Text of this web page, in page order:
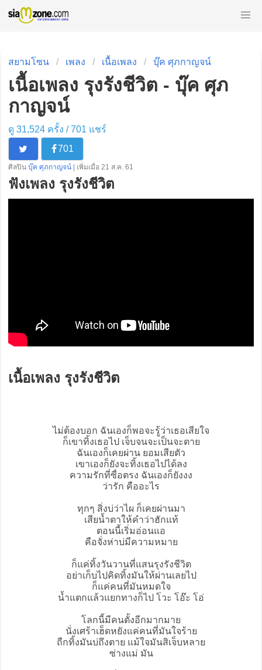
สยามโซน เพลง เนื้อเพลง บุ๊ค ศุภกาญจน์
เนื้อเพลง รุงรังชีวิต - บุ๊ค ศุภ
กาญจน์
ดู 31,524 ครั้ง /701 แชร์
701
ศิลปิน บุ๊ค ศุภกาญจน์ | เพิ่มเมื่อ 21 ส.ค. 61
ฟังเพลง รุงรังชีวิต
เนื้อเพลง รุงรังชีวิต
ไม่ต้องบอก ฉันเองก็พอจะรู้ว่าเธอเสียใจ
ก็เขาทิ้งเธอไป เจ็บจนจะเป็นจะตาย
ฉันเองก็เคยผ่าน ยอมเสียตัว
เขาเองก็ยังจะทิ้งเธอไปได้ลง
ความรักที่ซื่อตรง ฉันเองก็ยังงง
ว่ารัก คืออะไร
ทุกๆ สิ่งบ่ว่าไผ ก็เคยผ่านมา
เสียน้ำตาให้คำว่าฮักแท้
ตอนนี้เริ่มอ่อนแอ
คือจั่งห่าบ่มีความหมาย
ก็แค่ทิ้งวันวานที่แสนรุงรังชีวิต
อย่าเก็บไปคิดทิ้งมันให้ผ่านเลยไป
ก็แค่คนที่มันหมดใจ
น้ำแตกแล้วแยกทางก็ไป โวะ โอ๊ะ โอ่
โลกนี้มีคนตั้งอีกมากมาย
นั่งเศร้าเฮ็ดหยังแค่คนที่มันใจร้าย
ถืกทิ้งมันบ่ถึงตาย แม้ใจมันสิเจ็บหลาย
ซ่างแม่ มัน